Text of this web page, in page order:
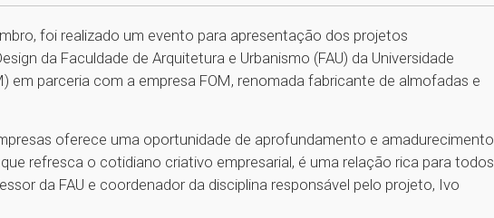
foi realizado um evento para apresentação dos projetos
da Faculdade de Arquitetura e Urbanismo (FAU) da Universidade
em parceria com a empresa FOM, renomada fabricante de almofadas e
oferece uma oportunidade de aprofundamento e amadurecimento
refresca o cotidiano criativo empresarial, é uma relação rica para todos
da FAU e coordenador da disciplina responsável pelo projeto, Ivo